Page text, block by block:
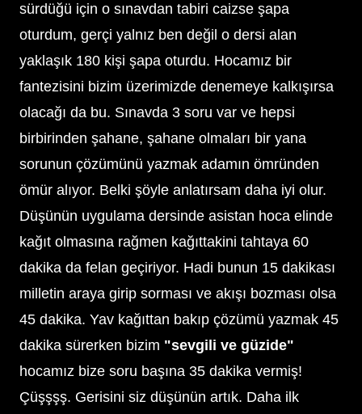
sürdüğü için o sınavdan tabiri caizse şapa
oturdum, gerçi yalnız ben değil o dersi alan
yaklaşık 180 kişi şapa oturdu. Hocamız bir
fantezisini bizim üzerimizde denemeye kalkışırsa
olacağı da bu. Sınavda 3 soru var ve hepsi
birbirinden şahane, şahane olmaları bir yana
sorunun çözümünü yazmak adamın ömründen
ömür alıyor. Belki şöyle anlatırsam daha iyi olur.
Düşünün uygulama dersinde asistan hoca elinde
kağıt olmasına rağmen kağıttakini tahtaya 60
dakika da felan geçiriyor. Hadi bunun 15 dakikası
milletin araya girip sorması ve akışı bozması olsa
45 dakika. Yav kağıttan bakıp çözümü yazmak 45
dakika sürerken bizim "sevgili ve güzide"
hocamız bize soru başına 35 dakika vermiş!
Çüşşşş. Gerisini siz düşünün artık. Daha ilk